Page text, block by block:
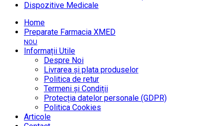
Dispozitive Medicale
Home
Preparate Farmacia XMED
NOU
Informații Utile
Despre Noi
Livrarea și plata produselor
Politica de retur
Termeni și Condiții
Protecția datelor personale (GDPR)
Politica Cookies
Articole